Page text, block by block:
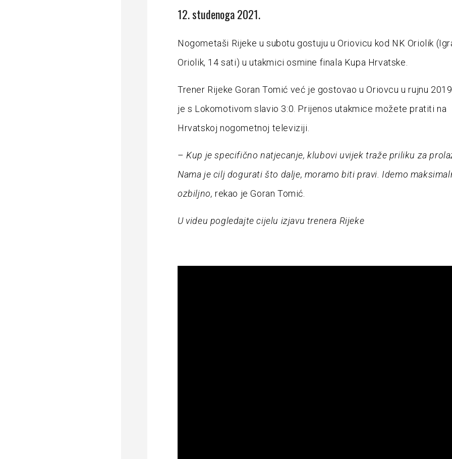
12. studenoga 2021.
Nogometaši Rijeke u subotu gostuju u Oriovicu kod NK Oriolik
Oriolik, 14 sati) u utakmici osmine finala Kupa Hrvatske.
Trener Rijeke Goran Tomić već je gostovao u Oriovcu u rujnu
je s Lokomotivom slavio 3:0. Prijenos utakmice možete pratiti na
Hrvatskoj nogometnoj televiziji.
– Kup je specifično natjecanje, klubovi uvijek traže priliku za
Nama je cilj dogurati što dalje, moramo biti pravi. Idemo
ozbiljno, rekao je Goran Tomić.
U videu pogledajte cijelu izjavu trenera Rijeke